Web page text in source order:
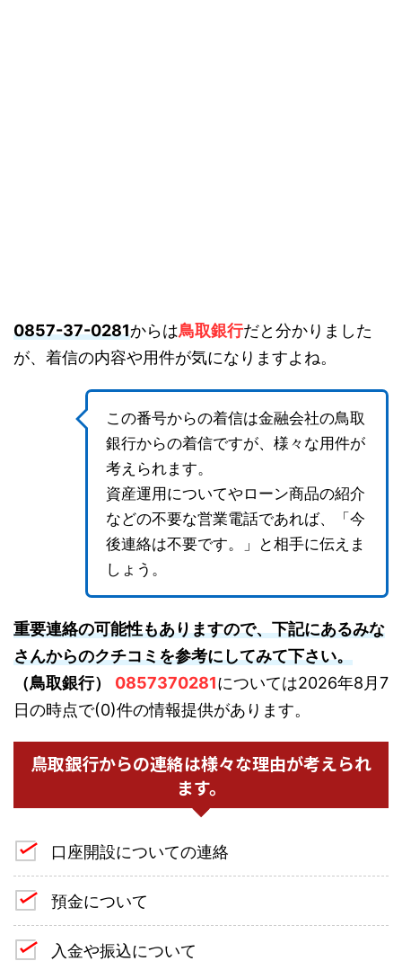
0857-37-0281からは鳥取銀行だと分かりました
が、着信の内容や用件が気になりますよね。
この番号からの着信は金融会社の鳥取
銀行からの着信ですが、様々な用件が
考えられます。
資産運用についてやローン商品の紹介
などの不要な営業電話であれば、「今
後連絡は不要です。」と相手に伝えま
しょう。
重要連絡の可能性もありますので、下記にあるみな
さんからのクチコミを参考にしてみて下さい。
（鳥取銀行）
0857370281については2026年8月7
日の時点で(0)件の情報提供があります。
鳥取銀行からの連絡は様々な理由が考えられ
ます。
口座開設についての連絡
預金について
入金や振込について